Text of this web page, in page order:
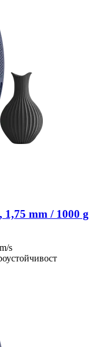
1,75 mm / 1000 g
s